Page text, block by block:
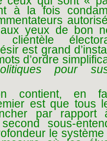
à la fois
yeux de bon
clientèle
est grand
d’ordre
pour
contient, en
est que tous
par
sous-
le système